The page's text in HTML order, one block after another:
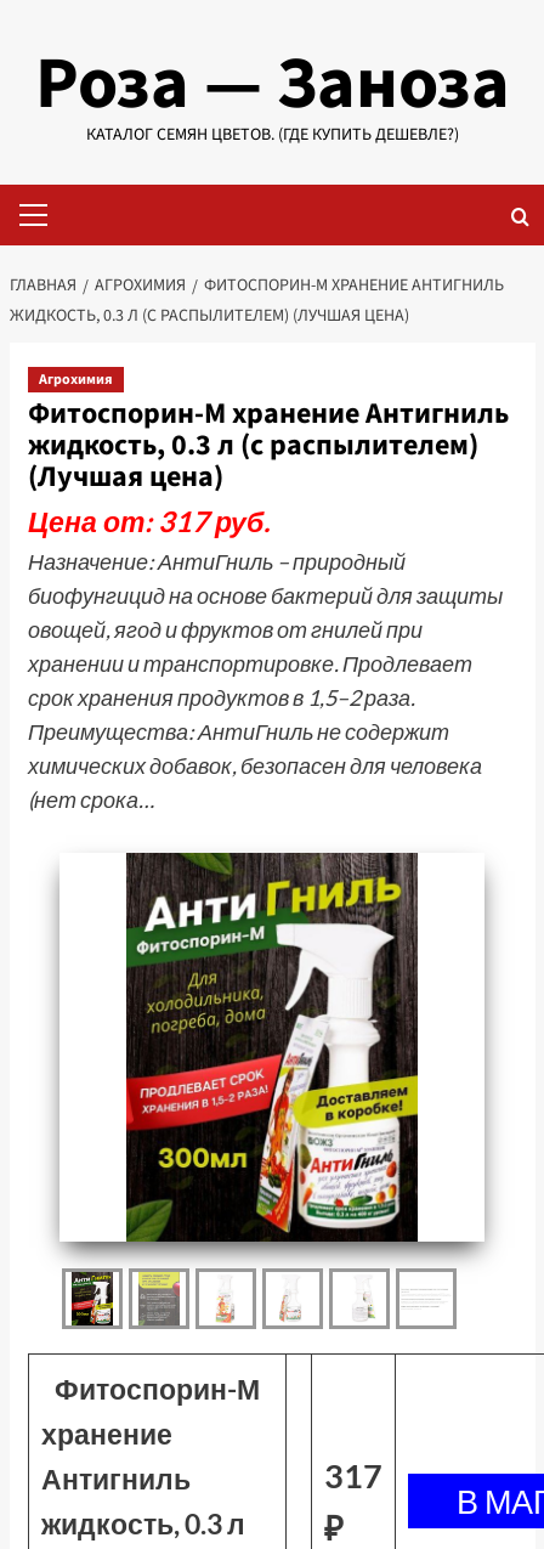
содержимому
Роза — Заноза
КАТАЛОГ СЕМЯН ЦВЕТОВ. (ГДЕ КУПИТЬ ДЕШЕВЛЕ?)
меню
ГЛАВНАЯ АГРОХИМИЯ
ФИТОСПОРИН-М ХРАНЕНИЕ АНТИГНИЛЬ
ЖИДКОСТЬ, 0.3 Л (С РАСПЫЛИТЕЛЕМ) (ЛУЧШАЯ ЦЕНА)
Агрохимия
Фитоспорин-М хранение Антигниль
жидкость, 0.3 л (с распылителем)
(Лучшая цена)
Цена от: 317 руб.
Назначение: АнтиГниль – природный
биофунгицид на основе бактерий для защиты
овощей, ягод и фруктов от гнилей при
хранении и транспортировке. Продлевает
срок хранения продуктов в 1,5–2 раза.
Преимущества: АнтиГниль не содержит
химических добавок, безопасен для человека
(нет срока…
Фитоспорин-М
хранение
Антигниль
жидкость, 0.3 л
317
₽